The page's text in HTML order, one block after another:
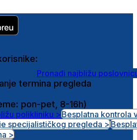
Pronađi najbližu
termina pregleda
pon-pet, 8-16h)
polikliniku >Besplatna kontrola
specijalističkog pregleda >
>